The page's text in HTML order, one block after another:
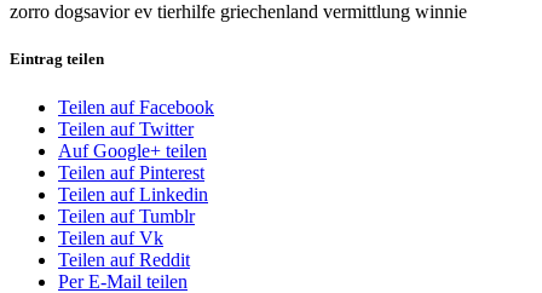
zorro dogsavior ev tierhilfe griechenland vermittlung winnie
Eintrag teilen
Teilen auf Facebook
Teilen auf Twitter
Auf Google+ teilen
Teilen auf Pinterest
Teilen auf Linkedin
Teilen auf Tumblr
Teilen auf Vk
Teilen auf Reddit
Per E-Mail teilen